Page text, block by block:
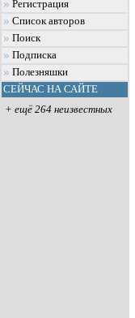
Регистрация
Список авторов
Поиск
Подписка
Полезняшки
СЕЙЧАС НА САЙТЕ
+ ещё 264 неизвестных